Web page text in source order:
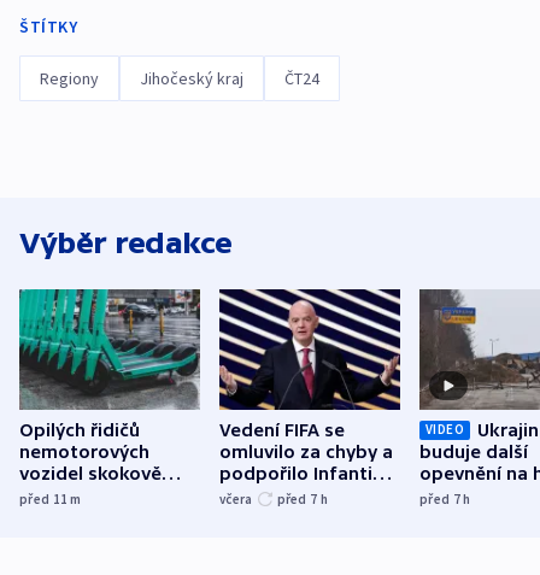
ŠTÍTKY
Regiony Jihočeský kraj ČT24
Výběr redakce
Opilých řidičů
nemotorových
vozidel skokově
přibylo, nejvíc ve
před 11m
Vedení FIFA se
omluvilo za chyby a
podpořilo Infantina.
UEFA trvá na
včera před 7 h
VIDEO
buduje další
opevnění na
s Běloruskem
před 7h